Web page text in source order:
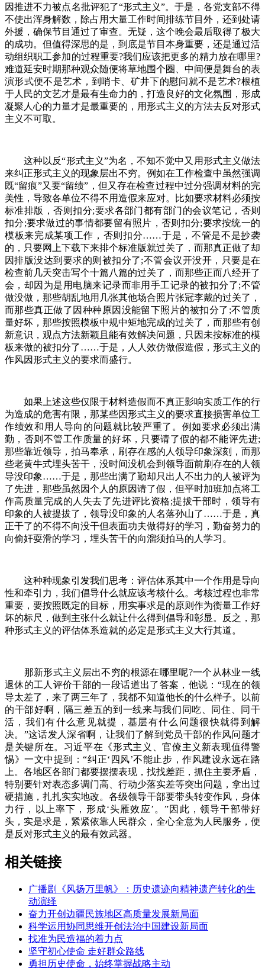
因推进不力被点名批评犯了“形式主义”。于是，各党支部不得
不使出浑身解数，除占用大量工作时间排练节目外，还到处请
外援，确保节目通过了审查。无疑，这个晚会最后取得了极大
的成功。但值得深思的是，到底是节目本身重要，还是通过活
动组织职工参加的过程重要?我们应该把更多的精力放在哪里?
难道延安时期那种观众随便将草地围个圈、中间便是舞台的表
演形式便不是艺术，到哨卡、矿井下的慰问就不是艺术?根植
于人民的文艺才是最有生命力的，打造良好的文化氛围，形成
凝聚人心的力量才是最重要的，用形式主义的方法去反对形式
主义不可取。
这种以反“形式主义”为名，不知不觉中又用形式主义做法
来纠正形式主义的现象层出不穷。例如在工作检查中虽然强调
既“留痕”又要“留绩”，但又存在检查过程中过分强调材料的完
美性，导致各单位不得不用造假来应对。比如要求材料必须按
标准排版，否则扣分;要求各部门都有部门的会议笔记，否则
扣分;要求做过的事情都要留有照片，否则扣分;要求按统一的
模板来完成某项工作，否则扣分……于是，不管是不是抄袭
的，只要网上下载下来排个标准版就过关了，而那真正做了却
因排版没达到要求的则被扣分了;不管会议开没开，只要是在
检查前几天突击写个十篇八篇的过关了，而那些正而八经开了
会，却因为是用电脑来记录而非用手工记录的被扣分了;不管
做没做，那些胡乱地用几张其他场合照片张冠李戴的过关了，
而那些真正做了因种种原因没能留下照片的被扣分了;不管质
量好坏，那些按照模板中规中矩地完成的过关了，而那些有创
新意识，观点方法新颖且能有效解决问题，只因未按标准的模
板来做的被扣分了……于是，人人效仿做假造假，形式主义的
作风因形式主义的要求而盛行。
如果上述这些仅限于材料造假而不真正影响实质工作的行
为造成的危害有限，那某些因形式主义的要求直接损害单位工
作绩效和用人导向的问题就比较严重了。例如要求必须出满
勤，否则不管工作质量的好坏，只要请了假的都不能评先进;
那些靠近领导，拍马奉承，刷存在感的人领导印象深刻，而那
些老黄牛式埋头苦干，没时间没机会到领导面前刷存在的人领
导没印象……于是，那些出满了勤却只出人不出力的人被评为
了先进，那些虽然因个人的原因请了假，但平时加班加点将工
作高质量完成的人失去了先进评比资格;提拔干部时，领导有
印象的人被提拔了，领导没印象的人名落孙山了……于是，真
正干了的不得不向没干但表面功夫做得好的学习，勤奋努力的
向偷奸耍滑的学习，埋头苦干的向溜须拍马的人学习。
这种种现象引发我们思考：评估体系其中一个作用是导向
性和牵引力，我们倡导什么就应该考核什么。考核过程也非常
重要，要按照既定的目标，用实事求是的原则作为衡量工作好
坏的标尺，做到主张什么就让什么得到倡导和彰显。反之，那
种形式主义的评估体系造就的必定是形式主义大行其道。
那新形式主义层出不穷的根源在哪里呢?一个从林业一线
退休的工人评价干部的一段话道出了答案，他说：“现在的领
导太差了，来了两三年了，我都不知道他长的什么样子。以前
的干部好啊，隔三差五的到一线来与我们同吃、同住、同干
活，我们有什么意见就提，基层有什么问题很快就得到解
决。”这话发人深省啊，让我们了解到党员干部的作风问题才
是关键所在。习近平在《形式主义、官僚主义新表现值得警
惕》一文中提到：“纠正‘四风’不能止步，作风建设永远在路
上。各地区各部门都要摆摆表现，找找差距，抓住主要矛盾，
特别要针对表态多调门高、行动少落实差等突出问题，拿出过
硬措施，扎扎实实地改。各级领导干部要带头转变作风，身体
力行，以上率下，形成‘头雁效应’。”因此，领导干部带好
头，实是求是，紧紧依靠人民群众，全心全意为人民服务，便
是反对形式主义的最有效武器。
相关链接
广播剧《风扬万里帆》：历史遗迹向精神遗产转化的生
动演绎
奋力开创边疆民族地区高质量发展新局面
科学运用协同思维开创法治中国建设新局面
找准为民造福的着力点
坚守初心使命 走好群众路线
勇担历史使命，始终掌握战略主动